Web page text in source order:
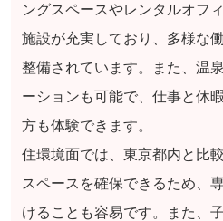
ングスペースやレンタルオフ
施設が充実しており、多様な
整備されています。また、温
ーションも可能で、仕事と休
方も体験できます。
住環境面では、東京都内と比
スペースを確保できるため、
けることも容易です。また、